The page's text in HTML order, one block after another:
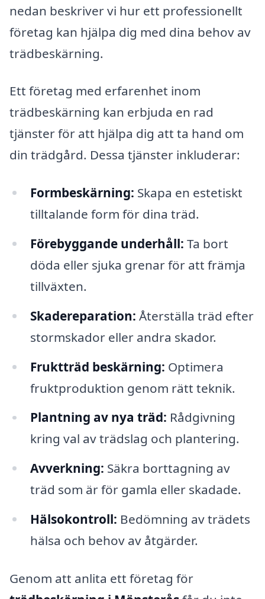
nedan beskriver vi hur ett professionellt
företag kan hjälpa dig med dina behov av
trädbeskärning.
Ett företag med erfarenhet inom
trädbeskärning kan erbjuda en rad
tjänster för att hjälpa dig att ta hand om
din trädgård. Dessa tjänster inkluderar:
Formbeskärning: Skapa en estetiskt
tilltalande form för dina träd.
Förebyggande underhåll: Ta bort
döda eller sjuka grenar för att främja
tillväxten.
Skadereparation: Återställa träd efter
stormskador eller andra skador.
Fruktträd beskärning: Optimera
fruktproduktion genom rätt teknik.
Plantning av nya träd: Rådgivning
kring val av trädslag och plantering.
Avverkning: Säkra borttagning av
träd som är för gamla eller skadade.
Hälsokontroll: Bedömning av trädets
hälsa och behov av åtgärder.
Genom att anlita ett företag för